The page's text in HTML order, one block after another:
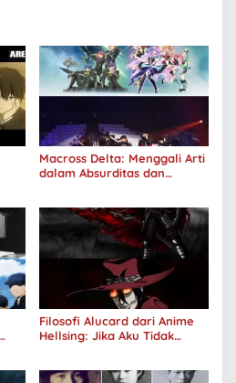
Macross Delta: Menggali Arti
dalam Absurditas dan
Filosofi Alucard dari Anime
Hellsing: Jika Aku Tidak